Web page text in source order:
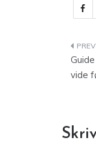
vide